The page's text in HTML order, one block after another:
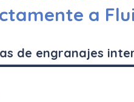
a
de engranajes